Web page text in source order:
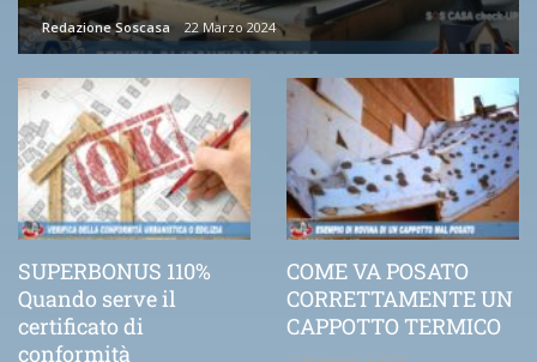
Redazione Soscasa 22 Marzo 2024
SUPERBONUS 110%
Quando serve il
certificato di
conformità
COME VA POSATO
CORRETTAMENTE UN
CAPPOTTO TERMICO